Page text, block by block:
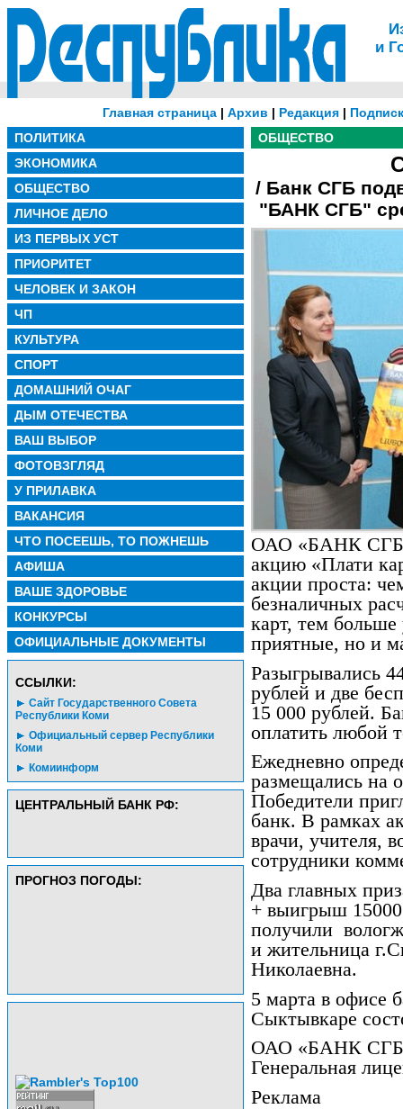
и
Главная страница| Архив | Редакция|
ПОЛИТИКА
ЭКОНОМИКА
ОБЩЕСТВО
ЛИЧНОЕ ДЕЛО
ИЗ ПЕРВЫХ УСТ
ПРИОРИТЕТ
ЧЕЛОВЕК И ЗАКОН
ЧП
КУЛЬТУРА
СПОРТ
ДОМАШНИЙ ОЧАГ
ДЫМ ОТЕЧЕСТВА
ВАШ ВЫБОР
ФОТОВЗГЛЯД
У ПРИЛАВКА
ВАКАНСИЯ
ЧТО ПОСЕЕШЬ, ТО ПОЖНЕШЬ
АФИША
ВАШЕ ЗДОРОВЬЕ
КОНКУРСЫ
ОФИЦИАЛЬНЫЕ ДОКУМЕНТЫ
CСЫЛКИ:
Сайт Государственного Совета
Республики Коми
Официальный сервер Республики
Коми
Комиинформ
ЦЕНТРАЛЬНЫЙ БАНК РФ:
ПРОГНОЗ ПОГОДЫ:
ОБЩЕСТВО
/ Банк СГБ
"БАНК СГБ"
ОАО «БАНК СГБ»
акцию «Плати
акции проста:
безналичных
карт, тем больше
приятные, но и
Разыгрывались
рублей и две
15 000 рублей.
оплатить любой
Ежедневно
размещались на
Победители
банк. В рамках
врачи, учителя,
сотрудники
Два главных
+ выигрыш 15000
получили
и жительница
Николаевна.
5 марта в офисе
Сыктывкаре
ОАО «БАНК СГБ»,
Генеральная
Реклама